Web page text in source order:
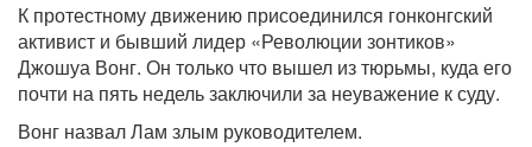
К протестному движению присоединился гонконгский
активист и бывший лидер «Революции зонтиков»
Джошуа Вонг. Он только что вышел из тюрьмы, куда его
почти на пять недель заключили за неуважение к суду.
Вонг назвал Лам злым руководителем.